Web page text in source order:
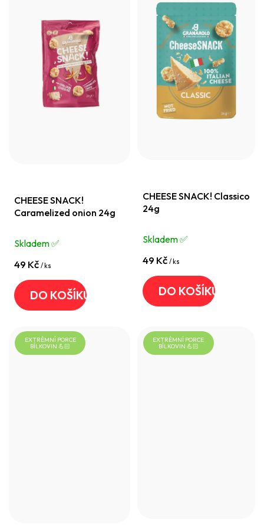
CHEESE SNACK!
Caramelized onion 24g
Skladem ✅️
49 Kč / ks
DO KOŠÍKU
CHEESE SNACK! Classico
24g
Skladem ✅️
49 Kč / ks
DO KOŠÍKU
EXTRÉMNÍ PORCE
BÍLKOVIN 💪🏻
EXTRÉMNÍ PORCE
BÍLKOVIN 💪🏻